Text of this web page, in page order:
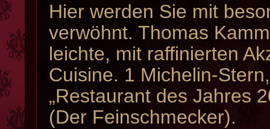
Hier werden Sie mit
verwöhnt. Thomas
leichte, mit raffinierten
Cuisine. 1 Michelin-
„Restaurant des Jahres
(Der Feinschmecker).